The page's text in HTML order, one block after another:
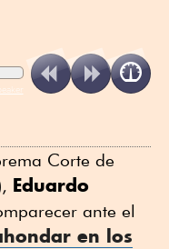
Corte de
Eduardo
ante el
en los